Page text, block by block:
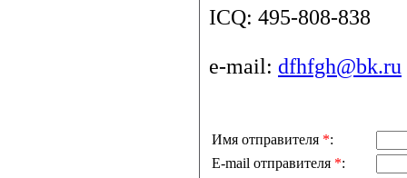
ICQ: 495-808-838
e-mail: dfhfgh@bk.ru
Имя отправителя *:
E-mail отправителя *: